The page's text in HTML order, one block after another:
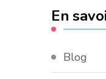
En
Blog